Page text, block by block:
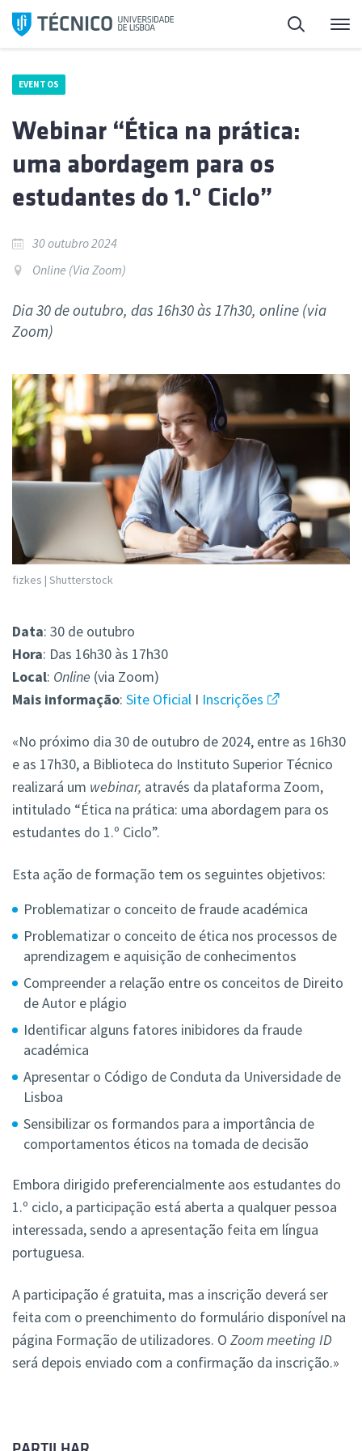
Saltar
para
Pesquisa
EVENTOS
Webinar “Ética na prática:
uma abordagem para os
estudantes do 1.º Ciclo”
30 outubro 2024
Online (Via Zoom)
Dia 30 de outubro, das 16h30 às 17h30, online (via
Zoom)
fizkes | Shutterstock
Data: 30 de outubro
Hora: Das 16h30 às 17h30
Local: Online (via Zoom)
Mais informação: Site Oficial I Inscrições
«No próximo dia 30 de outubro de 2024, entre as 16h30
e as 17h30, a Biblioteca do Instituto Superior Técnico
realizará um webinar, através da plataforma Zoom,
intitulado “Ética na prática: uma abordagem para os
estudantes do 1.º Ciclo”.
Esta ação de formação tem os seguintes objetivos:
Problematizar o conceito de fraude académica
Problematizar o conceito de ética nos processos de
aprendizagem e aquisição de conhecimentos
Compreender a relação entre os conceitos de Direito
de Autor e plágio
Identificar alguns fatores inibidores da fraude
académica
Apresentar o Código de Conduta da Universidade de
Lisboa
Sensibilizar os formandos para a importância de
comportamentos éticos na tomada de decisão
Embora dirigido preferencialmente aos estudantes do
1.º ciclo, a participação está aberta a qualquer pessoa
interessada, sendo a apresentação feita em língua
portuguesa.
A participação é gratuita, mas a inscrição deverá ser
feita com o preenchimento do formulário disponível na
página Formação de utilizadores. O Zoom meeting ID
será depois enviado com a confirmação da inscrição.»